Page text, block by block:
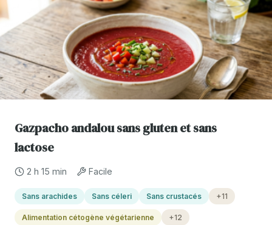
Gazpacho andalou sans gluten et sans
lactose
2 h 15 min Facile
Sans arachides Sans céleri Sans crustacés +11
Alimentation cétogène végétarienne +12